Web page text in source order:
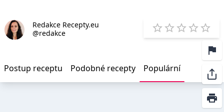
Redakce Recepty.eu
@redakce
1 Star
2 Stars
3 Stars
4 5
Postup receptu Podobné recepty Populární